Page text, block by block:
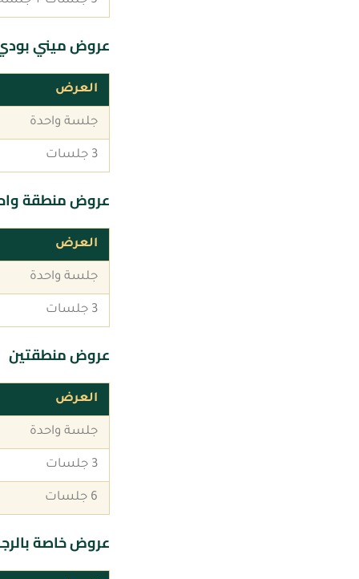
عروض ميني بودي
العرض
جلسة واحدة
3 جلسات
عروض منطقة
العرض
جلسة واحدة
3 جلسات
عروض منطقتين
العرض
جلسة واحدة
3 جلسات
6 جلسات
عروض خاصة